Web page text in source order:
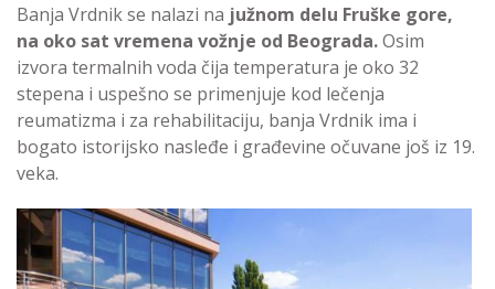
Banja Vrdnik se nalazi na južnom delu Fruške gore,
na oko sat vremena vožnje od Beograda.Osim
izvora termalnih voda čija temperatura je oko 32
stepena i uspešno se primenjuje kod lečenja
reumatizma i za rehabilitaciju, banja Vrdnik ima i
bogato istorijsko nasleđe i građevine očuvane još iz 19.
veka.